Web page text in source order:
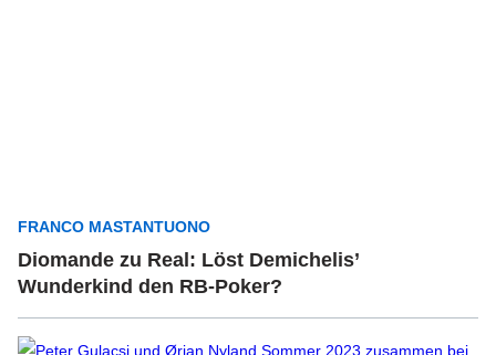
FRANCO MASTANTUONO
Diomande zu Real: Löst Demichelis’
Wunderkind den RB-Poker?